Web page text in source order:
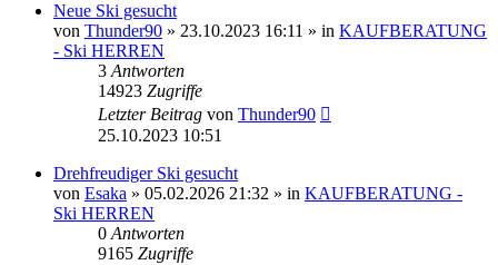
Neue Ski gesucht
von Thunder90 » 23.10.2023 16:11 » in KAUFBERATUNG
- Ski HERREN
3 Antworten
14923 Zugriffe
Letzter Beitrag von Thunder90
25.10.2023 10:51
Drehfreudiger Ski gesucht
von Esaka » 05.02.2026 21:32 » in KAUFBERATUNG -
Ski HERREN
0 Antworten
9165 Zugriffe